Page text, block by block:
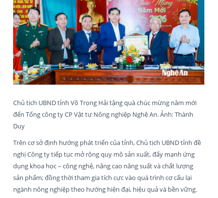
Chủ tịch UBND tỉnh Võ Trọng Hải tặng quà chúc mừng năm mới
đến Tổng công ty CP Vật tư Nông nghiệp Nghệ An. Ảnh: Thành
Duy
Trên cơ sở định hướng phát triển của tỉnh, Chủ tịch UBND tỉnh đề
nghị Công ty tiếp tục mở rộng quy mô sản xuất, đẩy mạnh ứng
dụng khoa học – công nghệ, nâng cao năng suất và chất lượng
sản phẩm; đồng thời tham gia tích cực vào quá trình cơ cấu lại
ngành nông nghiệp theo hướng hiện đại, hiệu quả và bền vững.